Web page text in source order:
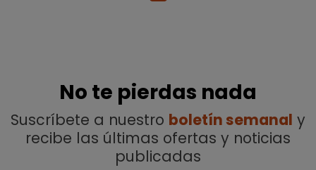
No te pierdas nada
Suscríbete a nuestro boletín semanal y
recibe las últimas ofertas y noticias
publicadas